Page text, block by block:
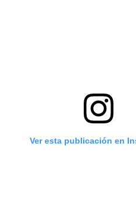
Ver esta publicación en